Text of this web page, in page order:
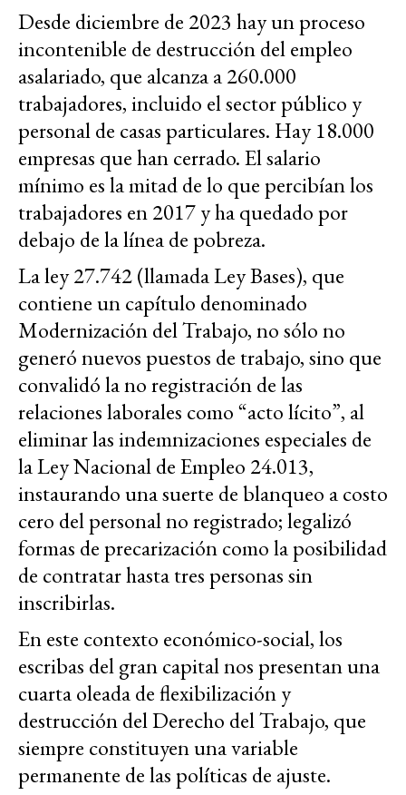
Desde diciembre de 2023 hay un proceso
incontenible de destrucción del empleo
asalariado, que alcanza a 260.000
trabajadores, incluido el sector público y
personal de casas particulares. Hay 18.000
empresas que han cerrado. El salario
mínimo es la mitad de lo que percibían los
trabajadores en 2017 y ha quedado por
debajo de la línea de pobreza.
La ley 27.742 (llamada Ley Bases), que
contiene un capítulo denominado
Modernización del Trabajo, no sólo no
generó nuevos puestos de trabajo, sino que
convalidó la no registración de las
relaciones laborales como “acto lícito”, al
eliminar las indemnizaciones especiales de
la Ley Nacional de Empleo 24.013,
instaurando una suerte de blanqueo a costo
cero del personal no registrado; legalizó
formas de precarización como la posibilidad
de contratar hasta tres personas sin
inscribirlas.
En este contexto económico-social, los
escribas del gran capital nos presentan una
cuarta oleada de flexibilización y
destrucción del Derecho del Trabajo, que
siempre constituyen una variable
permanente de las políticas de ajuste.